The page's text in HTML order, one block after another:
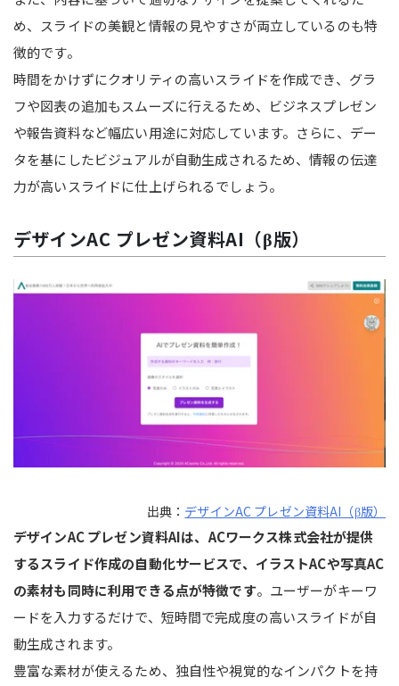
め、スライドの美観と情報の見やすさが両立しているのも特
徴的です。
時間をかけずにクオリティの高いスライドを作成でき、グラ
フや図表の追加もスムーズに行えるため、ビジネスプレゼン
や報告資料など幅広い用途に対応しています。さらに、デー
タを基にしたビジュアルが自動生成されるため、情報の伝達
力が高いスライドに仕上げられるでしょう。
デザインAC プレゼン資料AI（β版）
出典： デザインAC プレゼン資料AI（β版）
デザインAC プレゼン資料AIは、ACワークス株式会社が提供
するスライド作成の自動化サービスで、イラストACや写真AC
の素材も同時に利用できる点が特徴です。ユーザーがキーワ
ードを入力するだけで、短時間で完成度の高いスライドが自
動生成されます。
豊富な素材が使えるため、独自性や視覚的なインパクトを持